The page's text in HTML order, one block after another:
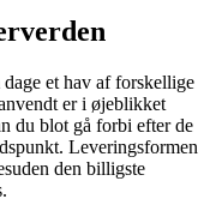
et hav af forskellige
er i øjeblikket
du blot gå forbi efter de
Leveringsformen
den billigste